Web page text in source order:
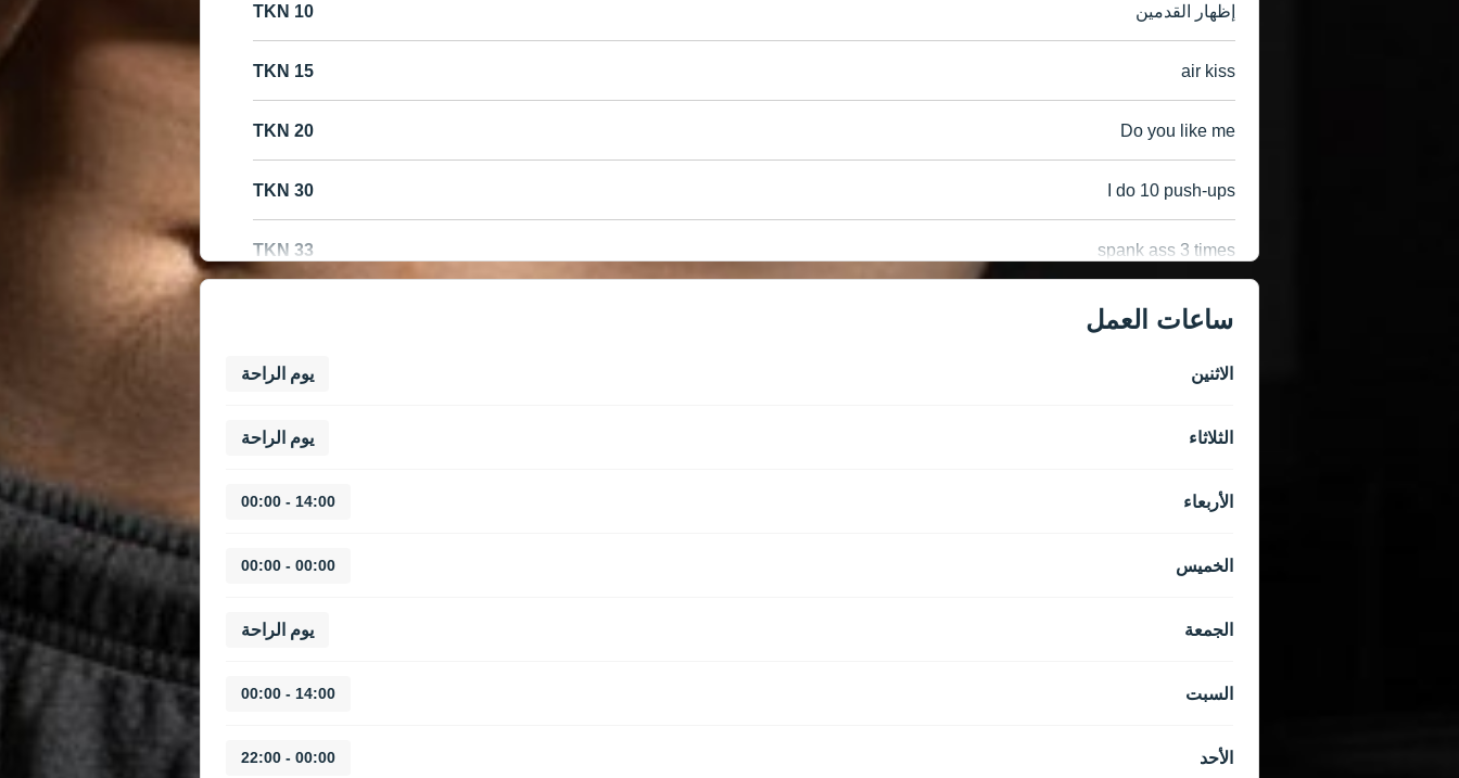
إظهار القدمين 10 TKN
air kiss
15 TKN
Do you like me
20 TKN
I do 10 push-ups
30 TKN
spank ass 3 times
33 TKN
ساعات العمل
الاثنين يوم الراحة
الثلاثاء يوم الراحة
الأربعاء 14:00 - 00:00
الخميس 00:00 - 00:00
الجمعة يوم الراحة
السبت 14:00 - 00:00
الأحد 00:00 - 22:00